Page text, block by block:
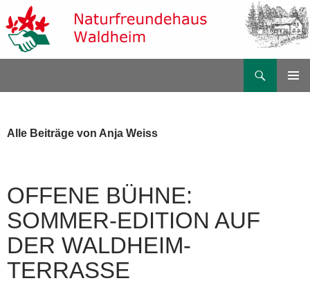
Inhalt
springen
Alle Beiträge von Anja Weiss
OFFENE BÜHNE:
SOMMER-EDITION AUF
DER WALDHEIM-
TERRASSE